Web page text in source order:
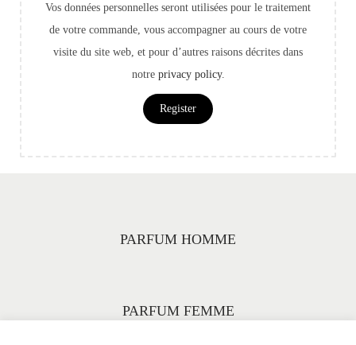
Vos données personnelles seront utilisées pour le traitement
de votre commande, vous accompagner au cours de votre
visite du site web, et pour d’autres raisons décrites dans
notre privacy policy.
Register
PARFUM HOMME
PARFUM FEMME